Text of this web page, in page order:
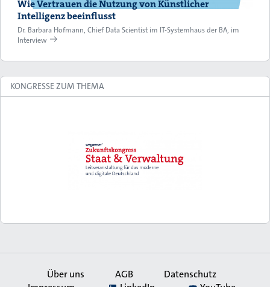
Wie Vertrauen die Nutzung von Künstlicher
Intelligenz beeinflusst
Dr. Barbara Hofmann, Chief Data Scientist im IT-Systemhaus der BA, im
Interview
KONGRESSE ZUM THEMA
Über uns AGB
Datenschutz